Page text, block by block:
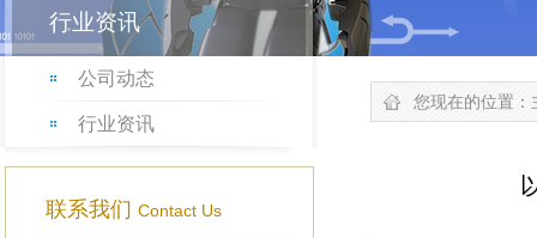
行业资讯
公司动态
行业资讯
联系我们 Contact Us
您现在的位置：